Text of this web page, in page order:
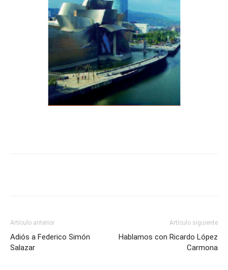
Artículo anterior
Adiós a Federico Simón
Salazar
Artículo siguiente
Hablamos con Ricardo López
Carmona